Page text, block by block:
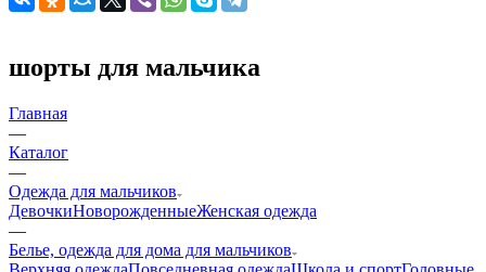
шорты для мальчика
Главная
—
Каталог
—
Одежда для мальчиков
ДевочкиНоворожденныеЖенская одежда
—
Белье, одежда для дома для мальчиков